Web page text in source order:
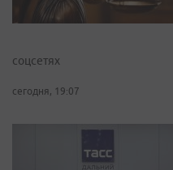
соцсетях
сегодня, 19:07